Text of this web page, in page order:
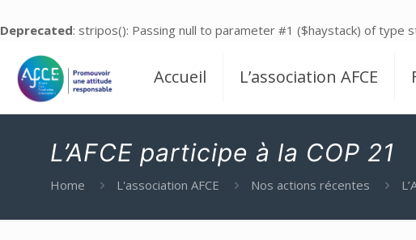
Deprecated: stripos(): Passing null to parameter #1 ($haystack) of type
Accueil L’association AFCE
L’AFCE participe à la COP 21
Home L'association AFCE Nos actions récentes